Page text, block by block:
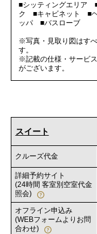
■シッティングエリ
ク ■キャビネット ■
ッパ ■バスローブ
※写真・見取り図はす
す。
※記載の仕様・サービ
がございます。
スイート
クルーズ代金
詳細予約サイト
(24時間 客室別空室代金
照会)
オフライン申込み
(WEBフォームよりお問
合わせ)